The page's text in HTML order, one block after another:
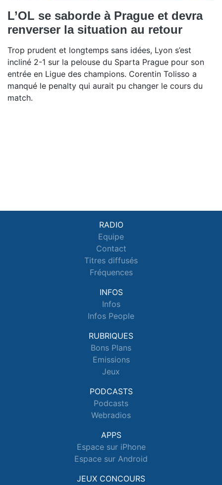
L’OL se saborde à Prague et devra
renverser la situation au retour
Trop prudent et longtemps sans idées, Lyon s’est
incliné 2-1 sur la pelouse du Sparta Prague pour son
entrée en Ligue des champions. Corentin Tolisso a
manqué le penalty qui aurait pu changer le cours du
match.
RADIO
Equipe
Contact
Titres diffusés
Fréquences
INFOS
Infos
Infos People
RUBRIQUES
Bons Plans
Emissions
Jeux
PODCASTS
Podcasts
Webradios
APPS
Espace sur iPhone
Espace sur Android
JEUX CONCOURS